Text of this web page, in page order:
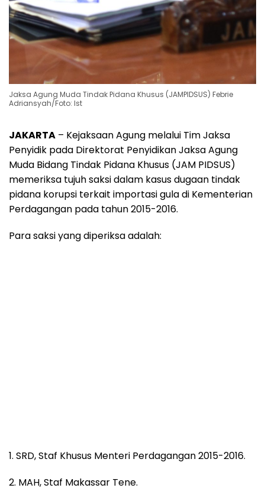
Jaksa Agung Muda Tindak Pidana Khusus (JAMPIDSUS) Febrie
Adriansyah/Foto: Ist
JAKARTA – Kejaksaan Agung melalui Tim Jaksa
Penyidik pada Direktorat Penyidikan Jaksa Agung
Muda Bidang Tindak Pidana Khusus (JAM PIDSUS)
memeriksa tujuh saksi dalam kasus dugaan tindak
pidana korupsi terkait importasi gula di Kementerian
Perdagangan pada tahun 2015-2016.
Para saksi yang diperiksa adalah:
1. SRD, Staf Khusus Menteri Perdagangan 2015-2016.
2. MAH, Staf Makassar Tene.